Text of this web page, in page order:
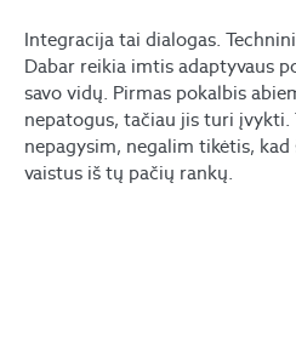
Integracija tai dialogas.
Dabar reikia imtis adaptyvaus
savo vidų. Pirmas pokalbis
nepatogus, tačiau jis turi įvykti.
nepagysim, negalim tikėtis,
vaistus iš tų pačių rankų.